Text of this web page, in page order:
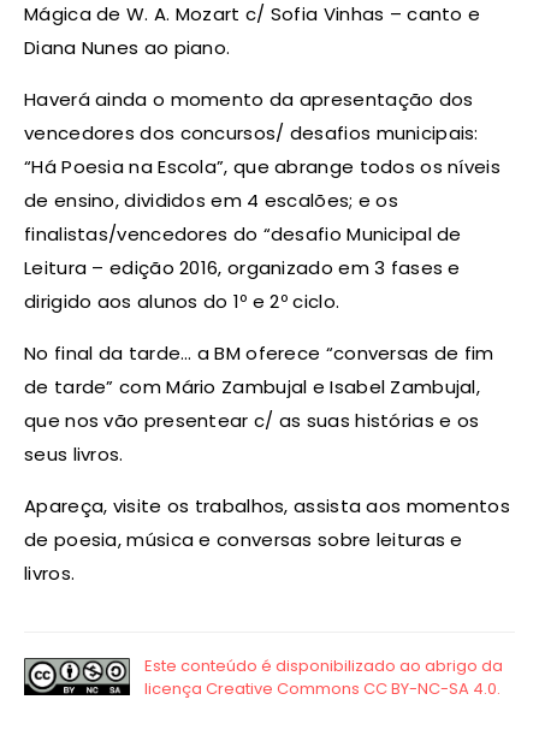
Mágica de W. A. Mozart c/ Sofia Vinhas – canto e
Diana Nunes ao piano.
Haverá ainda o momento da apresentação dos
vencedores dos concursos/ desafios municipais:
“Há Poesia na Escola”, que abrange todos os níveis
de ensino, divididos em 4 escalões; e os
finalistas/vencedores do “desafio Municipal de
Leitura – edição 2016, organizado em 3 fases e
dirigido aos alunos do 1º e 2º ciclo.
No final da tarde… a BM oferece “conversas de fim
de tarde” com Mário Zambujal e Isabel Zambujal,
que nos vão presentear c/ as suas histórias e os
seus livros.
Apareça, visite os trabalhos, assista aos momentos
de poesia, música e conversas sobre leituras e
livros.